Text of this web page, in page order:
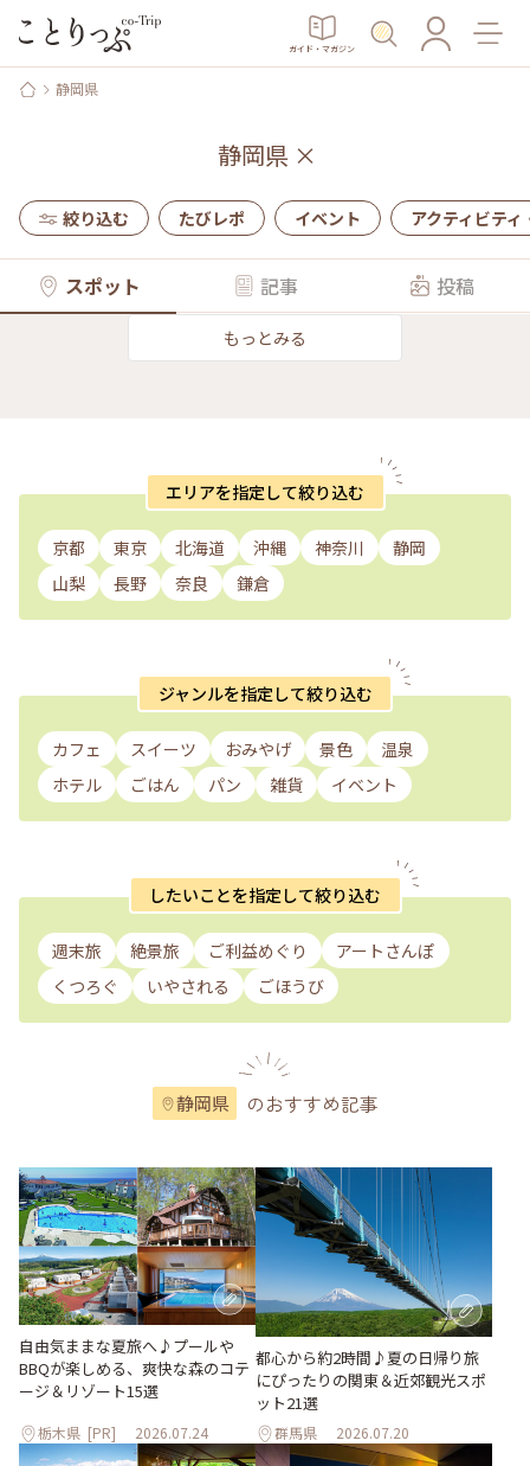
ガイド・マガジン
静岡県
静岡県 ×
絞り込む たびレポ イベント アクティビティ
スポット 記事 投稿
もっとみる
エリアを指定して絞り込む
京都 東京 北海道 沖縄 神奈川
静岡
山梨
長野 奈良 鎌倉
ジャンルを指定して絞り込む
カフェ スイーツ おみやげ 景色
温泉
ホテル
ごはん パン 雑貨 イベント
したいことを指定して絞り込む
週末旅 絶景旅 ご利益めぐり
アートさんぽ
くつろぐ
いやされる ごほうび
静岡県 のおすすめ記事
自由気ままな夏旅へ♪プールや
BBQが楽しめる、爽快な森のコテ
ージ＆リゾート15選
栃木県 [PR] 2026.07.24
都心から約2時間♪夏の日帰り旅
にぴったりの関東＆近郊観光スポ
ット21選
群馬県 2026.07.20